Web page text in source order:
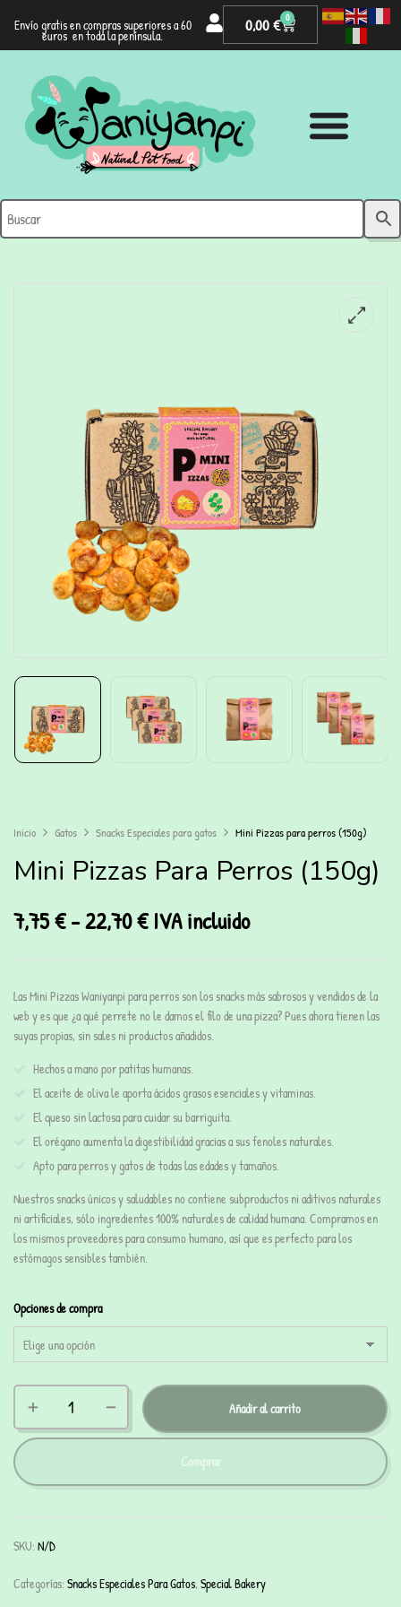
Envío gratis en compras superiores a 60
euros en toda la península.
0,00€ 0
Inicio Gatos Snacks Especiales para gatos Mini Pizzas para perros (150g)
Mini Pizzas Para Perros (150g)
7,75€ -22,70€IVA incluido
LasMini Pizzas Waniyanpi para perros son los snacks más sabrosos y vendidos de la
web y es que ¿a qué perrete no le damos el filo de una pizza? Pues ahora tienen las
suyas propias, sin sales ni productos añadidos.
Hechos a mano por patitas humanas.
El aceite de oliva le aporta ácidos grasos esenciales y vitaminas.
El queso sin lactosa para cuidar su barriguita.
El orégano aumenta la digestibilidad gracias a sus fenoles naturales.
Apto para perros y gatos de todas las edades y tamaños.
Nuestros snacks únicos y saludables no contiene subproductos ni aditivos naturales
ni artificiales, sólo ingredientes100% naturalesde calidad humana. Compramos en
los mismos proveedores para consumo humano, así que es perfecto para los
estómagos sensibles también.
Opciones de compra
Añadir al carrito
Comprar
SKU: N/D
Categorías: Snacks Especiales Para Gatos, Special Bakery